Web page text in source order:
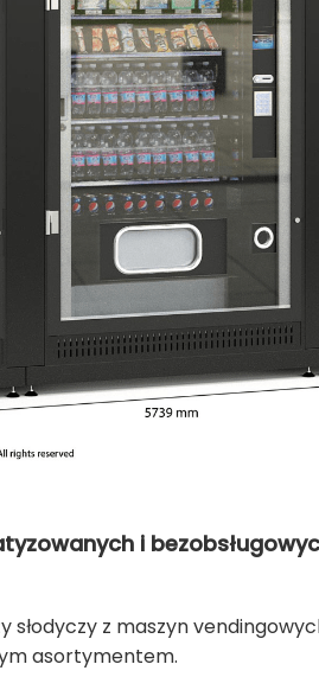
i
słodyczy z maszyn
asortymentem.